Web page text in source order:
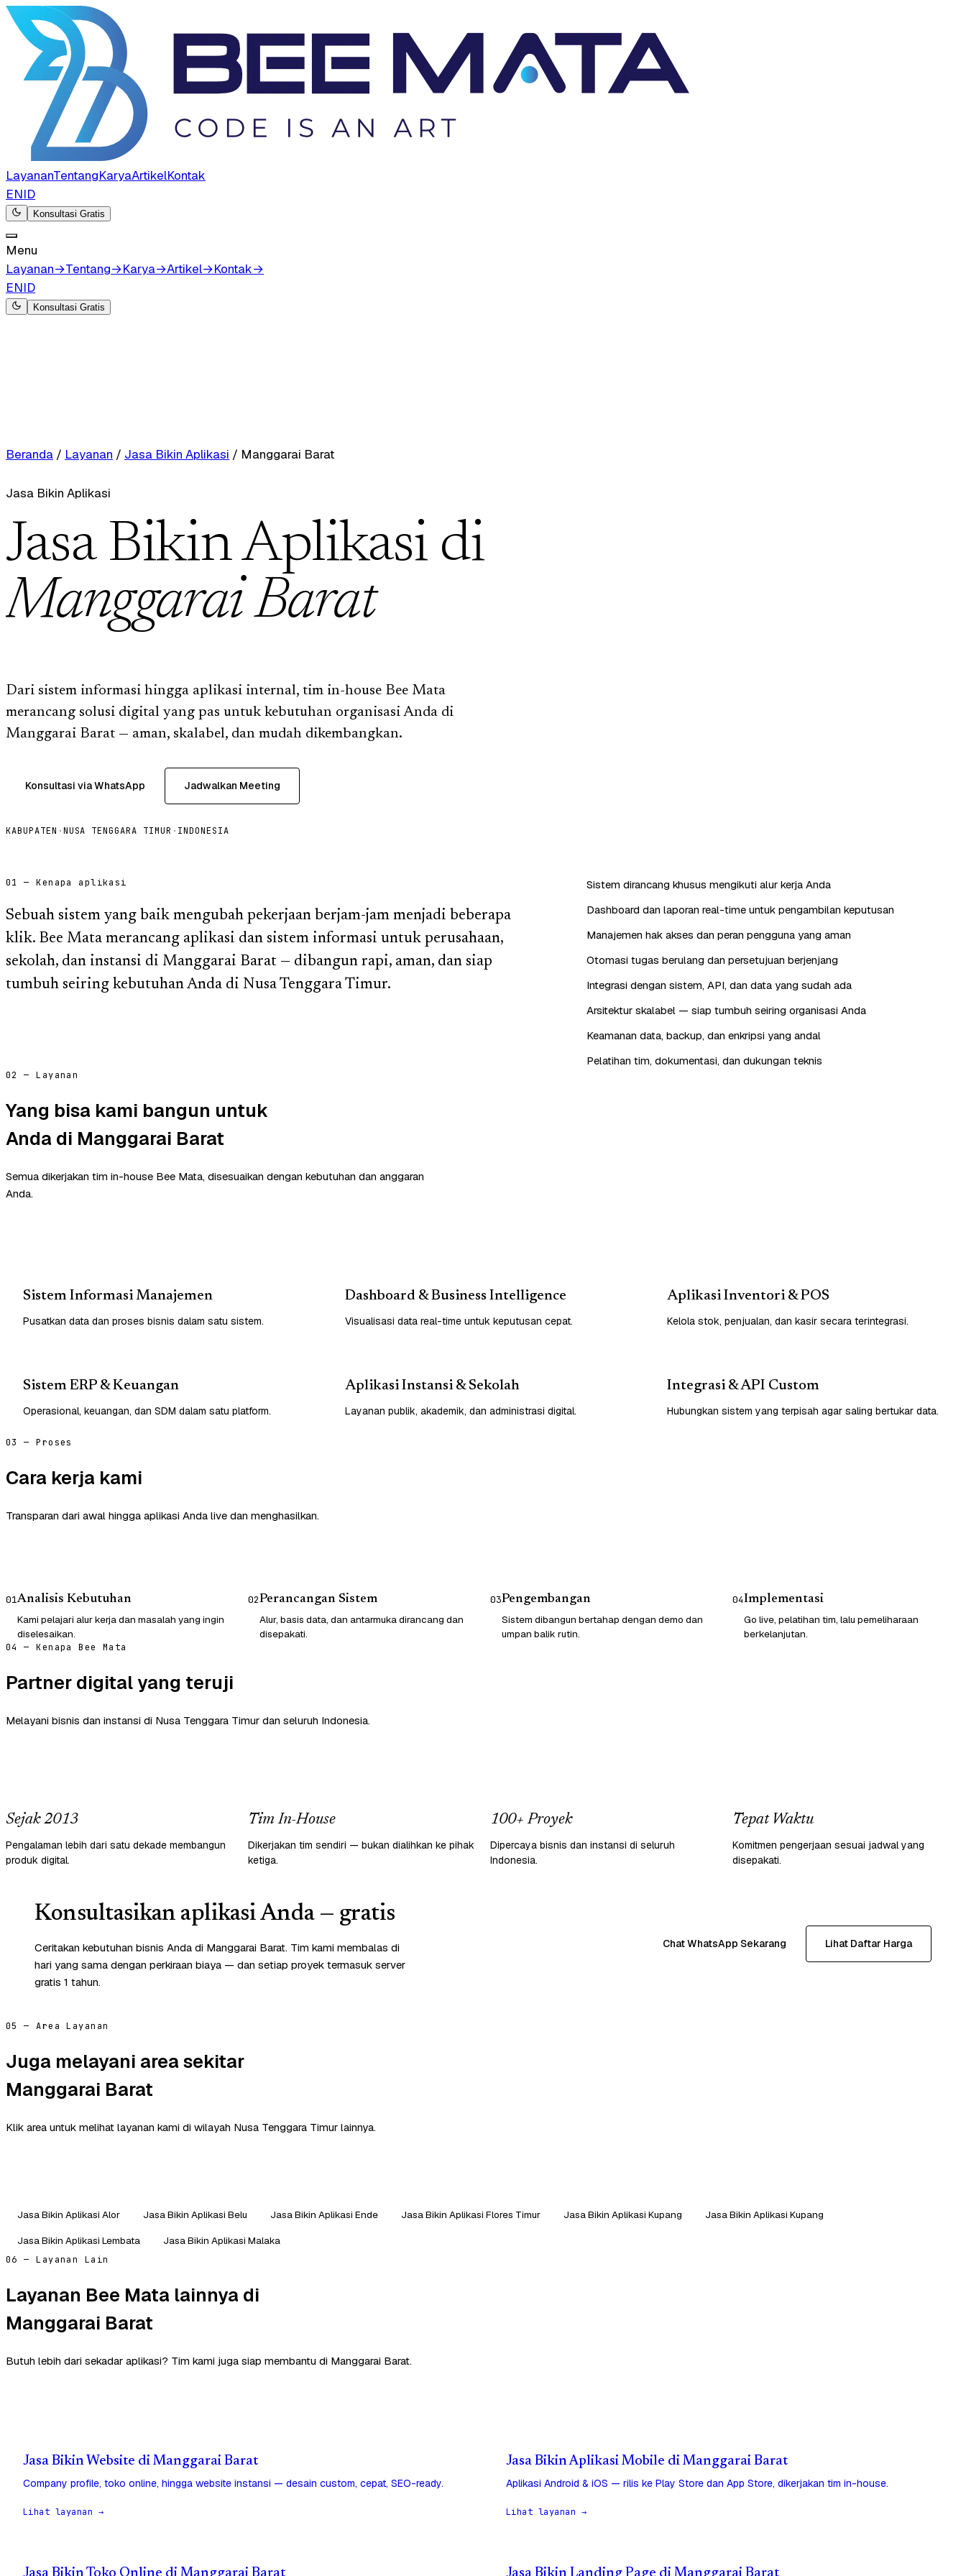
LayananTentangKaryaArtikelKontak
ENID
Konsultasi Gratis
Menu
Layanan→Tentang→Karya→Artikel→Kontak→
ENID
Konsultasi Gratis
Beranda / Layanan / Jasa Bikin Aplikasi / Manggarai Barat
Jasa Bikin Aplikasi
Jasa Bikin Aplikasi di
Manggarai Barat
Dari sistem informasi hingga aplikasi internal, tim in-house Bee Mata
merancang solusi digital yang pas untuk kebutuhan organisasi Anda di
Manggarai Barat — aman, skalabel, dan mudah dikembangkan.
Konsultasi via WhatsApp Jadwalkan Meeting
KABUPATEN ·NUSA TENGGARA TIMUR · INDONESIA
01 — Kenapa aplikasi
Sebuah sistem yang baik mengubah pekerjaan berjam-jam menjadi beberapa
klik. Bee Mata merancang aplikasi dan sistem informasi untuk perusahaan,
sekolah, dan instansi di Manggarai Barat — dibangun rapi, aman, dan siap
tumbuh seiring kebutuhan Anda di Nusa Tenggara Timur.
Sistem dirancang khusus mengikuti alur kerja Anda
Dashboard dan laporan real-time untuk pengambilan keputusan
Manajemen hak akses dan peran pengguna yang aman
Otomasi tugas berulang dan persetujuan berjenjang
Integrasi dengan sistem, API, dan data yang sudah ada
Arsitektur skalabel — siap tumbuh seiring organisasi Anda
Keamanan data, backup, dan enkripsi yang andal
Pelatihan tim, dokumentasi, dan dukungan teknis
02 — Layanan
Yang bisa kami bangun untuk
Anda di Manggarai Barat
Semua dikerjakan tim in-house Bee Mata, disesuaikan dengan kebutuhan dan anggaran
Anda.
Sistem Informasi Manajemen
Pusatkan data dan proses bisnis dalam satu sistem.
Dashboard & Business Intelligence
Visualisasi data real-time untuk keputusan cepat.
Aplikasi Inventori & POS
Kelola stok, penjualan, dan kasir secara terintegrasi.
Sistem ERP & Keuangan
Operasional, keuangan, dan SDM dalam satu platform.
Aplikasi Instansi & Sekolah
Layanan publik, akademik, dan administrasi digital.
Integrasi & API Custom
Hubungkan sistem yang terpisah agar saling bertukar data.
03 — Proses
Cara kerja kami
Transparan dari awal hingga aplikasi Anda live dan menghasilkan.
01Analisis Kebutuhan
Kami pelajari alur kerja dan masalah yang ingin
diselesaikan.
02Perancangan Sistem
Alur, basis data, dan antarmuka dirancang dan
disepakati.
03Pengembangan
Sistem dibangun bertahap dengan demo dan
umpan balik rutin.
04Implementasi
Go live, pelatihan tim, lalu pemeliharaan
berkelanjutan.
04 — Kenapa Bee Mata
Partner digital yang teruji
Melayani bisnis dan instansi di Nusa Tenggara Timur dan seluruh Indonesia.
Sejak 2013
Pengalaman lebih dari satu dekade membangun
produk digital.
Tim In-House
Dikerjakan tim sendiri — bukan dialihkan ke pihak
ketiga.
100+ Proyek
Dipercaya bisnis dan instansi di seluruh
Indonesia.
Tepat Waktu
Komitmen pengerjaan sesuai jadwal yang
disepakati.
Konsultasikan aplikasi Anda — gratis
Ceritakan kebutuhan bisnis Anda di Manggarai Barat. Tim kami membalas di
hari yang sama dengan perkiraan biaya — dan setiap proyek termasuk server
gratis 1 tahun.
Chat WhatsApp Sekarang Lihat Daftar Harga
05 — Area Layanan
Juga melayani area sekitar
Manggarai Barat
Klik area untuk melihat layanan kami di wilayah Nusa Tenggara Timur lainnya.
Jasa Bikin Aplikasi Alor Jasa Bikin Aplikasi Belu Jasa Bikin Aplikasi Ende Jasa Bikin Aplikasi Flores Timur Jasa Bikin Aplikasi Kupang
Jasa Bikin Aplikasi Kupang
Jasa Bikin Aplikasi Lembata
Jasa Bikin Aplikasi Malaka
06 — Layanan Lain
Layanan Bee Mata lainnya di
Manggarai Barat
Butuh lebih dari sekadar aplikasi? Tim kami juga siap membantu di Manggarai Barat.
Jasa Bikin Website di Manggarai Barat
Company profile, toko online, hingga website instansi — desain custom, cepat, SEO-ready.
Lihat layanan →
Jasa Bikin Aplikasi Mobile di Manggarai Barat
Aplikasi Android & iOS — rilis ke Play Store dan App Store, dikerjakan tim in-house.
Lihat layanan →